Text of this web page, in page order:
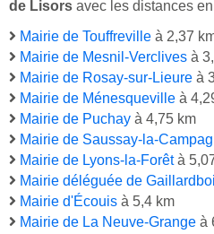
de Lisors avec les distances
Mairie de Touffreville à 2,37
Mairie de Mesnil-Verclives à
Mairie de Rosay-sur-Lieure à
Mairie de Ménesqueville à
Mairie de Puchay à 4,75 km
Mairie de Saussay-la-
Mairie de Lyons-la-Forêtà
Mairie déléguée de
Mairie d'Écouis à 5,4 km
Mairie de La Neuve-Grange à